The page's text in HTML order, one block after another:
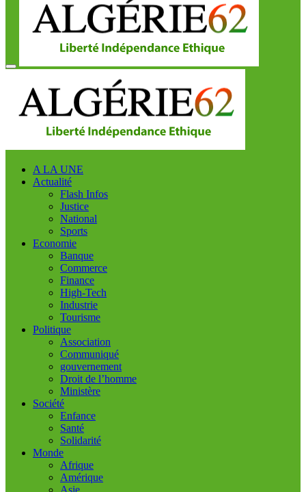
A LA UNE
Actualité
Flash Infos
Justice
National
Sports
Economie
Banque
Commerce
Finance
High-Tech
Industrie
Tourisme
Politique
Association
Communiqué
gouvernement
Droit de l’homme
Ministère
Société
Enfance
Santé
Solidarité
Monde
Afrique
Amérique